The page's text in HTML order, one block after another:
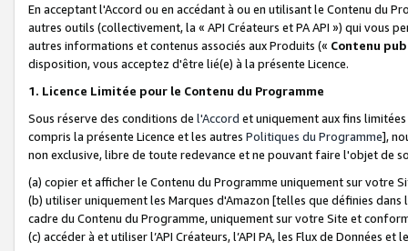
En acceptant l'Accord ou en accédant à ou en utilisant le Contenu du
autres outils (collectivement, la « API Créateurs et PA API ») qui vous
autres informations et contenus associés aux Produits (« Contenu
disposition, vous acceptez d'être lié(e) à la présente Licence.
1. Licence Limitée pour le Contenu du Programme
Sous réserve des conditions de l'Accord et uniquement aux fins
compris la présente Licence et les autres Politiques du Programme],
non exclusive, libre de toute redevance et ne pouvant faire l'objet de
(a) copier et afficher le Contenu du Programme uniquement sur votre
(b) utiliser uniquement les Marques d'Amazon [telles que définies dans
cadre du Contenu du Programme, uniquement sur votre Site et
(c) accéder à et utiliser l’API Créateurs, l’API PA, les Flux de Données